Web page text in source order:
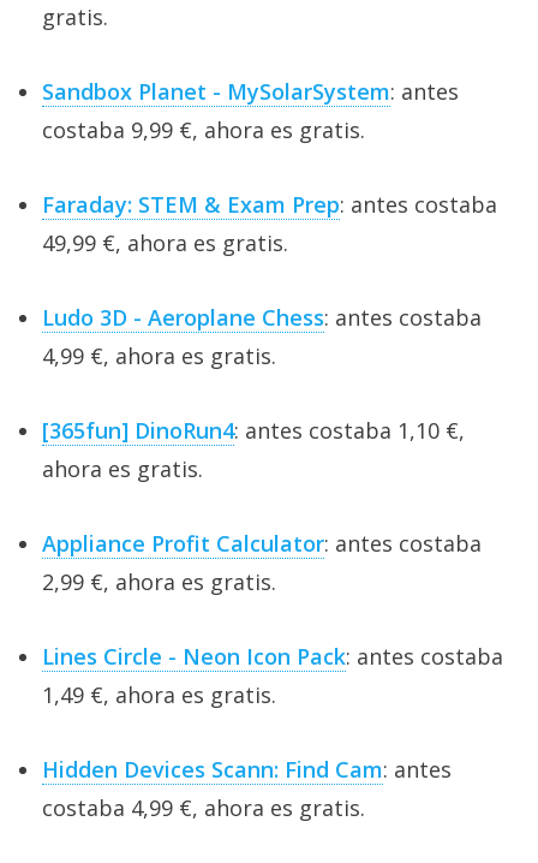
gratis.
Sandbox Planet - MySolarSystem: antes
costaba 9,99 €, ahora es gratis.
Faraday: STEM & Exam Prep: antes costaba
49,99 €, ahora es gratis.
Ludo 3D - Aeroplane Chess: antes costaba
4,99 €, ahora es gratis.
[365fun] DinoRun4: antes costaba 1,10 €,
ahora es gratis.
Appliance Profit Calculator: antes costaba
2,99 €, ahora es gratis.
Lines Circle - Neon Icon Pack: antes costaba
1,49 €, ahora es gratis.
Hidden Devices Scann: Find Cam: antes
costaba 4,99 €, ahora es gratis.